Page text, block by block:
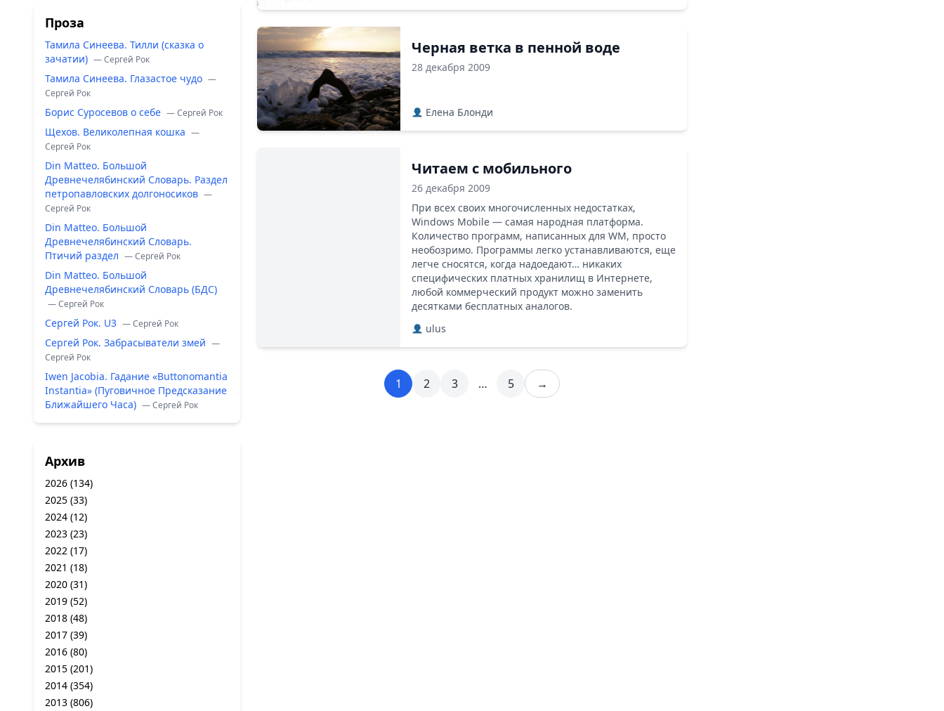
Проза
Тамила Синеева. Тилли (сказка о
зачатии) — Сергей Рок
Тамила Синеева. Глазастое чудо —
Сергей Рок
Борис Суросевов о себе — Сергей Рок
Щехов. Великолепная кошка —
Сергей Рок
Din Matteo. Большой
Древнечелябинский Словарь. Раздел
петропавловских долгоносиков —
Сергей Рок
Din Matteo. Большой
Древнечелябинский Словарь.
Птичий раздел — Сергей Рок
Din Matteo. Большой
Древнечелябинский Словарь (БДС)
— Сергей Рок
Сергей Рок. U3 — Сергей Рок
Сергей Рок. Забрасыватели змей —
Сергей Рок
Iwen Jacobia. Гадание «Buttonomantia
Instantia» (Пуговичное Предсказание
Ближайшего Часа) — Сергей Рок
Архив
2026 (134)
2025 (33)
2024 (12)
2023 (23)
2022 (17)
2021 (18)
2020 (31)
2019 (52)
2018 (48)
2017 (39)
2016 (80)
2015 (201)
2014 (354)
2013 (806)
Черная ветка в пенной воде
28 декабря 2009
Елена Блонди
Читаем с мобильного
26 декабря 2009
При всех своих многочисленных недостатках,
Windows Mobile — самая народная платформа.
Количество программ, написанных для WM, просто
необозримо. Программы легко устанавливаются, еще
легче сносятся, когда надоедают… никаких
специфических платных хранилищ в Интернете,
любой коммерческий продукт можно заменить
десятками бесплатных аналогов.
ulus
1 2 3 … 5 →